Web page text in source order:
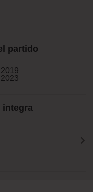
partido
2019
2023
integra